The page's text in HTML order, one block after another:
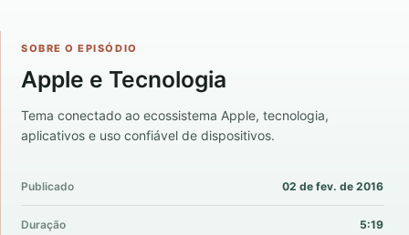
SOBRE O EPISÓDIO
Apple e Tecnologia
Tema conectado ao ecossistema Apple, tecnologia,
aplicativos e uso confiável de dispositivos.
Publicado 02 de fev. de 2016
Duração 5:19